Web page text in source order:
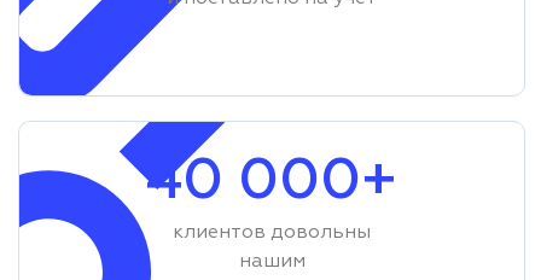
40 000+
клиентов довольны
нашим